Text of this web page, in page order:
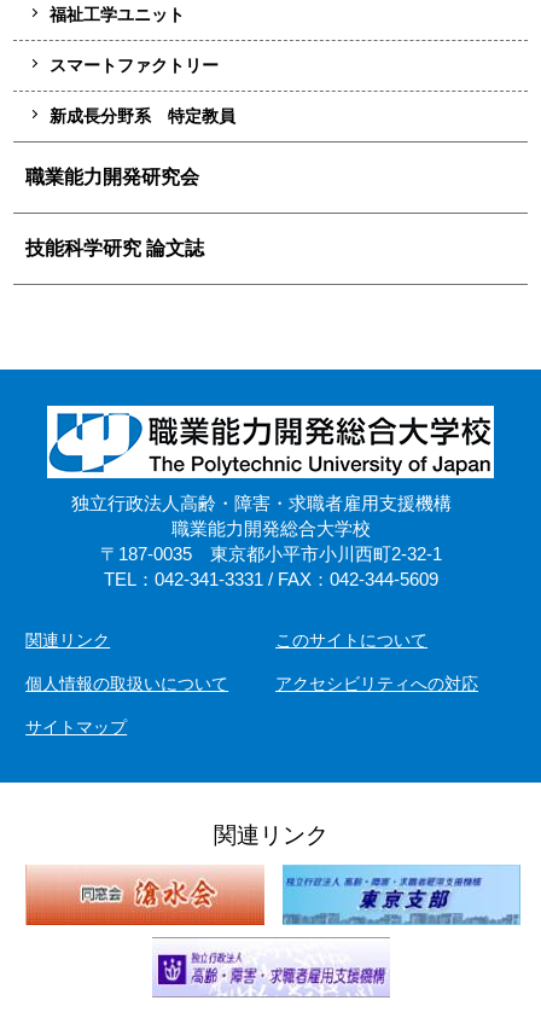
福祉工学ユニット
スマートファクトリー
新成長分野系 特定教員
職業能力開発研究会
技能科学研究 論文誌
独立行政法人高齢・障害・求職者雇用支援機構
職業能力開発総合大学校
〒187-0035 東京都小平市小川西町2-32-1
TEL：042-341-3331 / FAX：042-344-5609
関連リンク このサイトについて
個人情報の取扱いについて アクセシビリティへの対応
サイトマップ
関連リンク